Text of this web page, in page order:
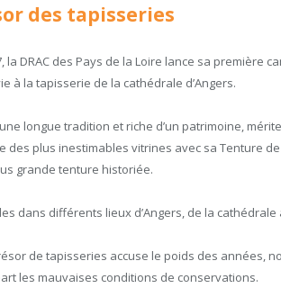
des tapisseries
la DRAC des Pays de la Loire lance sa première
à la tapisserie de la cathédrale d’Angers.
longue tradition et riche d’un patrimoine,
des plus inestimables vitrines avec sa Tenture
grande tenture historiée.
dans différents lieux d’Angers, de la
de tapisseries accuse le poids des années,
les mauvaises conditions de conservations.